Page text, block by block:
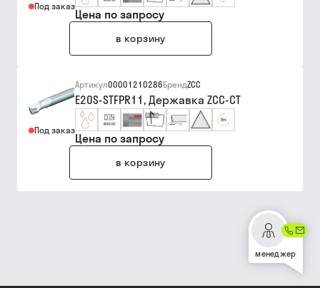
Под заказ
Цена по запросу
в корзину
Под заказ
Артикул00001210286БрендZCC
E20S-STFPR11, Державка ZCC-CT
Цена по запросу
в корзину
менеджер